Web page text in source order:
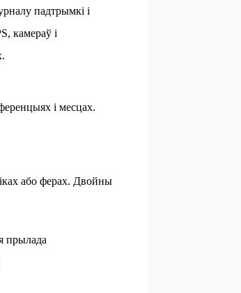
падтрымкі і
камераў і
і месцах.
або ферах. Двойны
прылада